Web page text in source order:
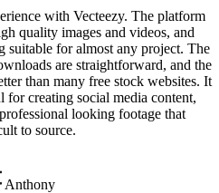
with Vecteezy. The platform
quality images and videos, and
suitable for almost any project. The
are straightforward, and the
than many free stock websites. It
for creating social media content,
looking footage that
to source.
Anthony